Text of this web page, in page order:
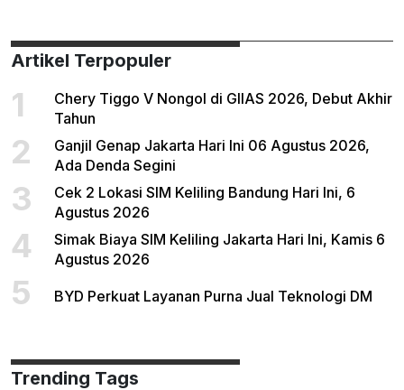
Artikel Terpopuler
1
Chery Tiggo V Nongol di GIIAS 2026, Debut Akhir
Tahun
2
Ganjil Genap Jakarta Hari Ini 06 Agustus 2026,
Ada Denda Segini
3
Cek 2 Lokasi SIM Keliling Bandung Hari Ini, 6
Agustus 2026
4
Simak Biaya SIM Keliling Jakarta Hari Ini, Kamis 6
Agustus 2026
5 BYD Perkuat Layanan Purna Jual Teknologi DM
Trending Tags